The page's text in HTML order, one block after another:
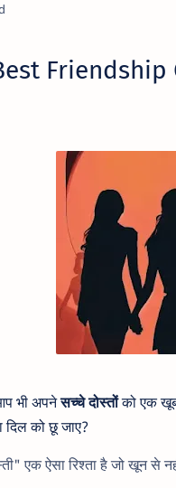
भी अपनेसच्चे दोस्तोंको एक
दिल को छू जाए?
एक ऐसा रिश्ता है जो खून से